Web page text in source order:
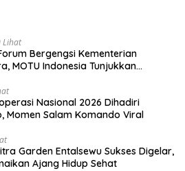
Lihat
Bergengsi Kementerian
MOTU Indonesia Tunjukkan
Nasional 2026 Dihadiri
Momen Salam Komando Viral
Garden Entalsewu Sukses Digelar,
Ajang Hidup Sehat